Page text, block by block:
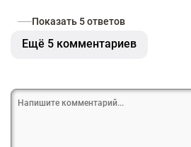
Показать 5 ответов
Ещё 5 комментариев